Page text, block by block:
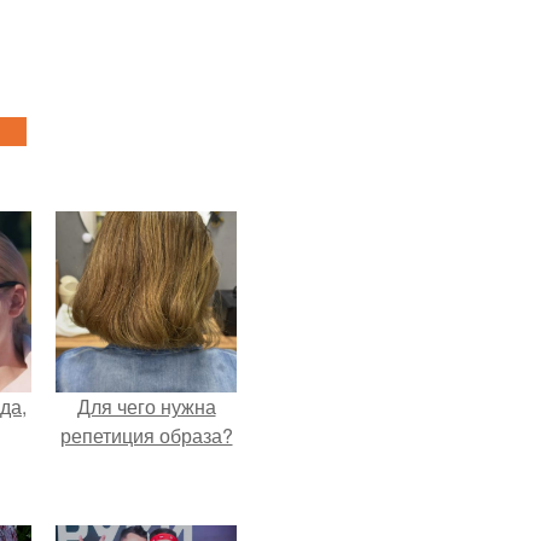
Для чего нужна
репетиция образа?